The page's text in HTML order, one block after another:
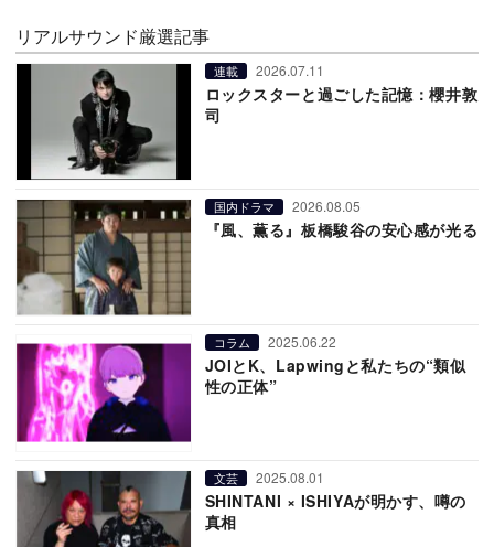
リアルサウンド厳選記事
連載 2026.07.11
ロックスターと過ごした記憶：櫻井敦
司
国内ドラマ 2026.08.05
『風、薫る』板橋駿谷の安心感が光る
コラム 2025.06.22
JOIとK、Lapwingと私たちの“類似
性の正体”
文芸 2025.08.01
SHINTANI × ISHIYAが明かす、噂の
真相